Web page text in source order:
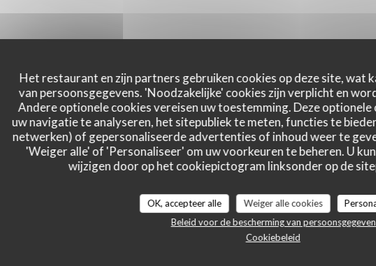
Het restaurant en zijn partners gebruiken cookies op deze site, wat
van persoonsgegevens. 'Noodzakelijke' cookies zijn verplicht en
Andere optionele cookies vereisen uw toestemming. Deze
uw navigatie te analyseren, het sitepubliek te meten, functies te
netwerken) of gepersonaliseerde advertenties of inhoud weer te
'Weiger alle' of 'Personaliseer' om uw voorkeuren te beheren. U
wijzigen door op het cookiepictogram linksonder op de
OK, accepteer alle Weiger alle cookies
Beleid voor de bescherming van
Cookiebeleid
Le Clos Heurtebise